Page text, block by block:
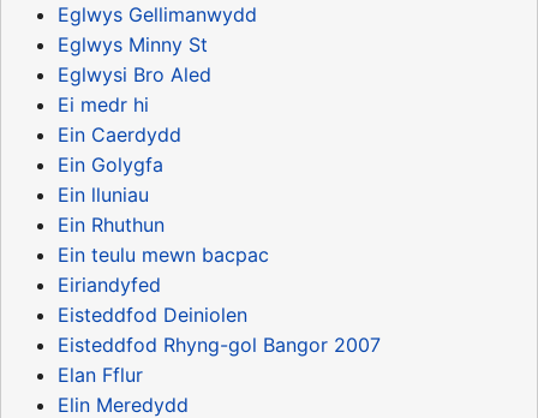
Eglwys Gellimanwydd
Eglwys Minny St
Eglwysi Bro Aled
Ei medr hi
Ein Caerdydd
Ein Golygfa
Ein lluniau
Ein Rhuthun
Ein teulu mewn bacpac
Eiriandyfed
Eisteddfod Deiniolen
Eisteddfod Rhyng-gol Bangor 2007
Elan Fflur
Elin Meredydd